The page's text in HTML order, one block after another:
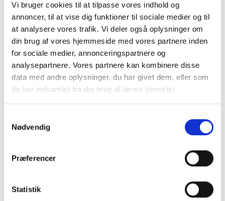
Vi bruger cookies til at tilpasse vores indhold og
annoncer, til at vise dig funktioner til sociale medier og til
at analysere vores trafik. Vi deler også oplysninger om
din brug af vores hjemmeside med vores partnere inden
for sociale medier, annonceringspartnere og
analysepartnere. Vores partnere kan kombinere disse
data med andre oplysninger, du har givet dem, eller som
de har indsamlet fra din brug af deres tjenester.
Nødvendig
Præferencer
Statistik
hulmålet 1 cm mindre på hvert led, så du har 5 mm
til fastmomtering.
Ved Passepartout i specialmål er det meste
muligt. Du kan både bestille et passepartout med
flere huller, eller få placering præcis hvor du
ønsker. Vi anbefaler at du som minimum laver en
kant på 2 cm og op efter.
Se eksempler herunder.